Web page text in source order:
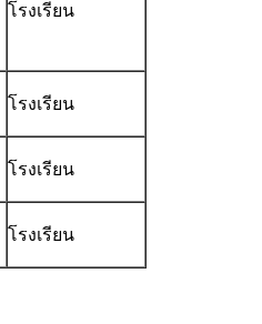
โรงเรียน
โรงเรียน
โรงเรียน
โรงเรียน